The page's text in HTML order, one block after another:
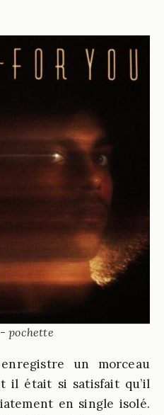
pochette
un morceau
il était si satisfait qu’il
en single isolé.